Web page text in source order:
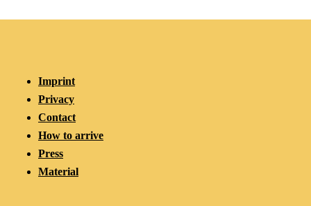
Imprint
Privacy
Contact
How to arrive
Press
Material